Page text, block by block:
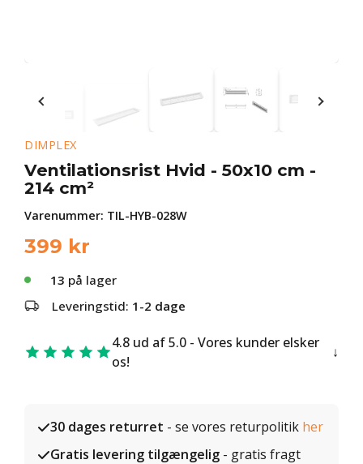
DIMPLEX
Ventilationsrist Hvid - 50x10 cm -
214 cm²
Varenummer: TIL-HYB-028W
399 kr
13 på lager
Leveringstid: 1-2 dage
4.8 ud af 5.0 - Vores kunder elsker
os!
30 dages returret - se vores returpolitik her
Gratis levering tilgængelig - gratis fragt